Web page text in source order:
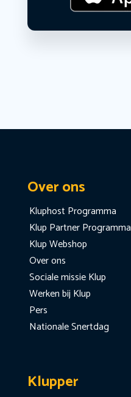
Over ons
Kluphost Programma
Klup Partner Programma
Klup Webshop
Over ons
Sociale missie Klup
Werken bij Klup
Pers
Nationale Snertdag
Klupper